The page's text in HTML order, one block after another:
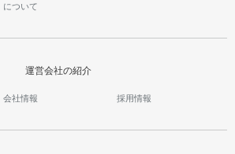
について
運営会社の紹介
会社情報 採用情報